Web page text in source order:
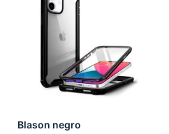
Blason negro